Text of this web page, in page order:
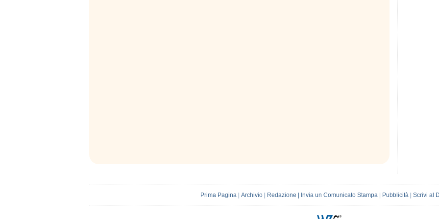
Prima Pagina| Archivio| Redazione Invia un Comunicato Stampa| Pubblicità| Scrivi al